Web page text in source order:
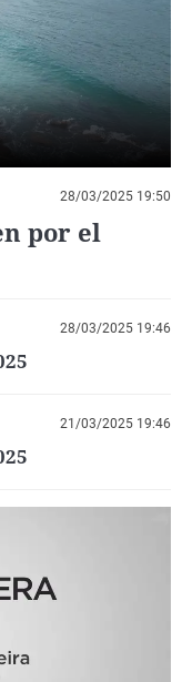
La rosa de los vientos
Gente viajera
Como el perro y el
Caso
Retornados
Equipo de
Operación Viuda
Extremadura
Galicia
La Rioja
Navarra
País Vasco
Virales
Televisión
Elecciones
28/03/2025 19:50
por el
28/03/2025 19:46
21/03/2025 19:46